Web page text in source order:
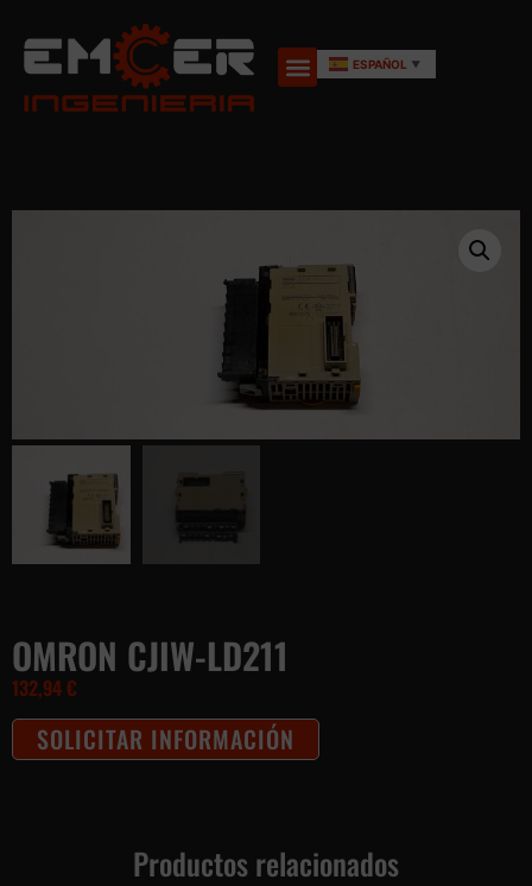
ESPAÑOL ▼
OMRON CJIW-LD211
132,94€
SOLICITAR INFORMACIÓN
Productos relacionados